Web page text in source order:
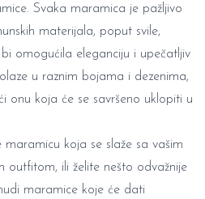
Svaka maramica je pažljivo
materijala, poput svile,
omogućila eleganciju i upečatljiv
u raznim bojama i dezenima,
onu koja će se savršeno uklopiti u
koja se slaže sa vašim
outfitom, ili želite nešto odvažnije
maramice koje će dati